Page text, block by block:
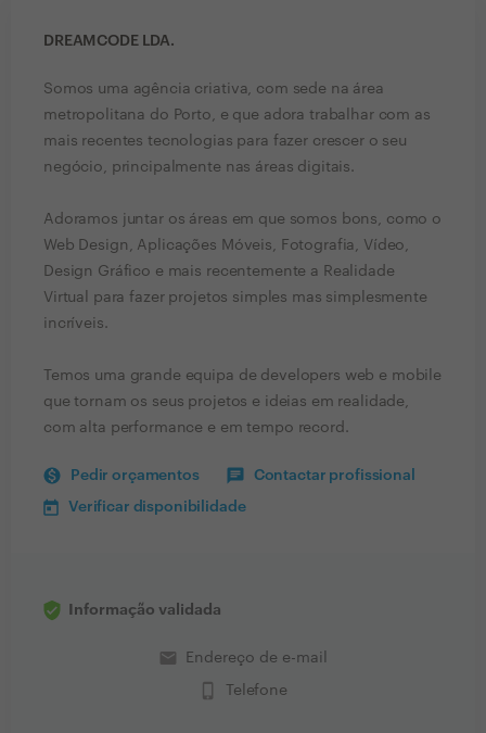
DREAMCODE LDA.
Somos uma agência criativa, com sede na área
metropolitana do Porto, e que adora trabalhar com as
mais recentes tecnologias para fazer crescer o seu
negócio, principalmente nas áreas digitais.
Adoramos juntar os áreas em que somos bons, como o
Web Design, Aplicações Móveis, Fotografia, Vídeo,
Design Gráfico e mais recentemente a Realidade
Virtual para fazer projetos simples mas simplesmente
incríveis.
Temos uma grande equipa de developers web e mobile
que tornam os seus projetos e ideias em realidade,
com alta performance e em tempo record.
Pedir orçamentos Contactar profissional
Verificar disponibilidade
Informação validada
email Endereço de e-mail
phone_iphone Telefone